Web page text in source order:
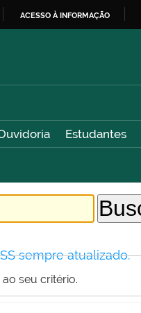
ACESSO À INFORMAÇÃO
Estudantes
sempre atualizado.
seu critério.